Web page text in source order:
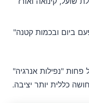
ביום ובכמות קטנה"
"נפילות אנרגיה"
כללית יותר יציבה.